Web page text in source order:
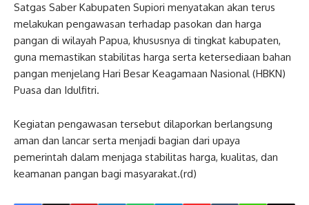
Satgas Saber Kabupaten Supiori menyatakan akan terus
melakukan pengawasan terhadap pasokan dan harga
pangan di wilayah Papua, khususnya di tingkat kabupaten,
guna memastikan stabilitas harga serta ketersediaan bahan
pangan menjelang Hari Besar Keagamaan Nasional (HBKN)
Puasa dan Idulfitri.
Kegiatan pengawasan tersebut dilaporkan berlangsung
aman dan lancar serta menjadi bagian dari upaya
pemerintah dalam menjaga stabilitas harga, kualitas, dan
keamanan pangan bagi masyarakat.(rd)